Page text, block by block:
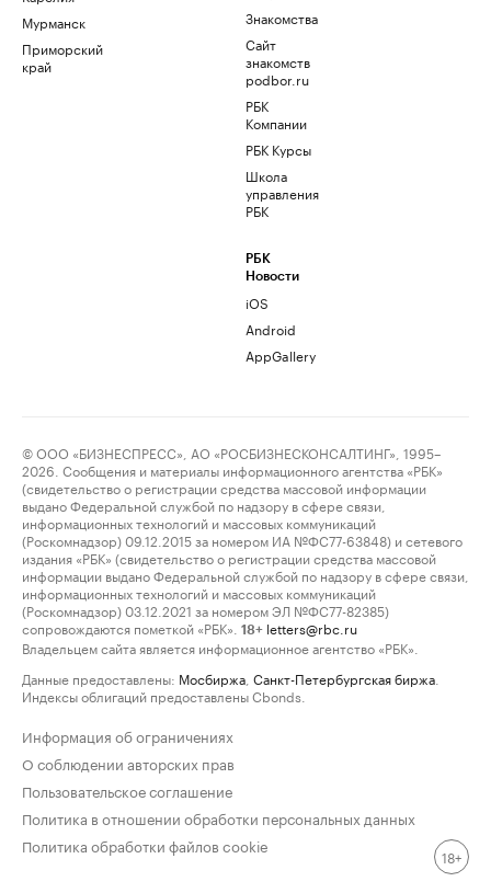
Мурманск
Приморский
край
Знакомства
Сайт
знакомств
podbor.ru
РБК
Компании
РБК Курсы
Школа
управления
РБК
РБК
Новости
iOS
Android
AppGallery
© ООО «БИЗНЕСПРЕСС», АО «РОСБИЗНЕСКОНСАЛТИНГ», 1995–
2026. Сообщения и материалы информационного агентства «РБК»
(свидетельство о регистрации средства массовой информации
выдано Федеральной службой по надзору в сфере связи,
информационных технологий и массовых коммуникаций
(Роскомнадзор) 09.12.2015 за номером ИА №ФС77-63848) и сетевого
издания «РБК» (свидетельство о регистрации средства массовой
информации выдано Федеральной службой по надзору в сфере связи,
информационных технологий и массовых коммуникаций
(Роскомнадзор) 03.12.2021 за номером ЭЛ №ФС77-82385)
сопровождаются пометкой «РБК».
18+ letters@rbc.ru
Владельцем сайта является информационное агентство «РБК».
Данные предоставлены: Мосбиржа Санкт-Петербургская биржа
Индексы облигаций предоставлены Cbonds.
Информация об ограничениях
О соблюдении авторских прав
Пользовательское соглашение
Политика в отношении обработки персональных данных
Политика обработки файлов cookie
18+